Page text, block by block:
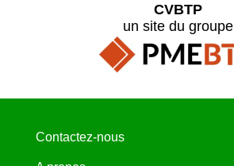
CVBTP
un site du groupe
Contactez-nous